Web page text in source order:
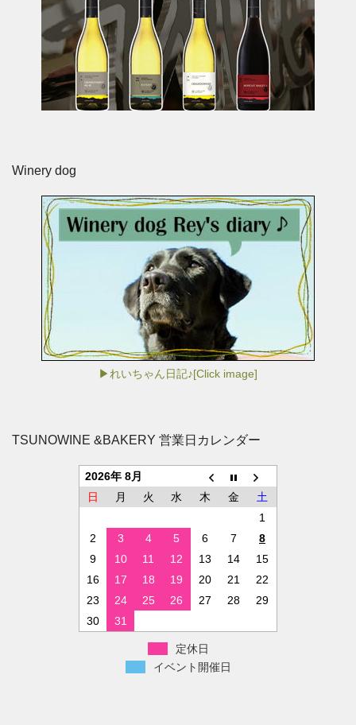
Winery dog
▶れいちゃん日記♪[Click image]
TSUNOWINE &BAKERY 営業日カレンダー
2026年 8月
日
月 火 水 木 金
土
1
2
3 4 5 6 7
8
9
10 11 12 13 14
15
16
17 18 19 20 21
22
23
24 25 26 27 28
29
30
31
定休日
イベント開催日